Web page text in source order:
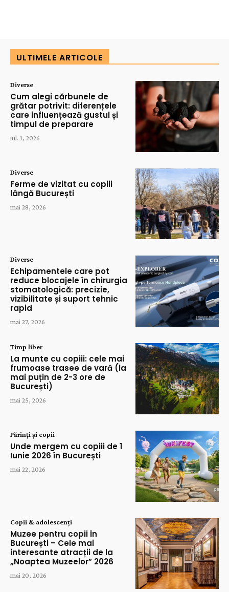
ULTIMELE ARTICOLE
Diverse
Cum alegi cărbunele de
grătar potrivit: diferențele
care influențează gustul și
timpul de preparare
iul. 1, 2026
Diverse
Ferme de vizitat cu copiii
lângă București
mai 28, 2026
Diverse
Echipamentele care pot
reduce blocajele în chirurgia
stomatologică: precizie,
vizibilitate și suport tehnic
rapid
mai 27, 2026
Timp liber
La munte cu copiii: cele mai
frumoase trasee de vară (la
mai puțin de 2-3 ore de
București)
mai 25, 2026
Părinți și copii
Unde mergem cu copiii de 1
Iunie 2026 în București
mai 22, 2026
Copii & adolescenți
Muzee pentru copii în
București – Cele mai
interesante atracții de la
„Noaptea Muzeelor” 2026
mai 20, 2026